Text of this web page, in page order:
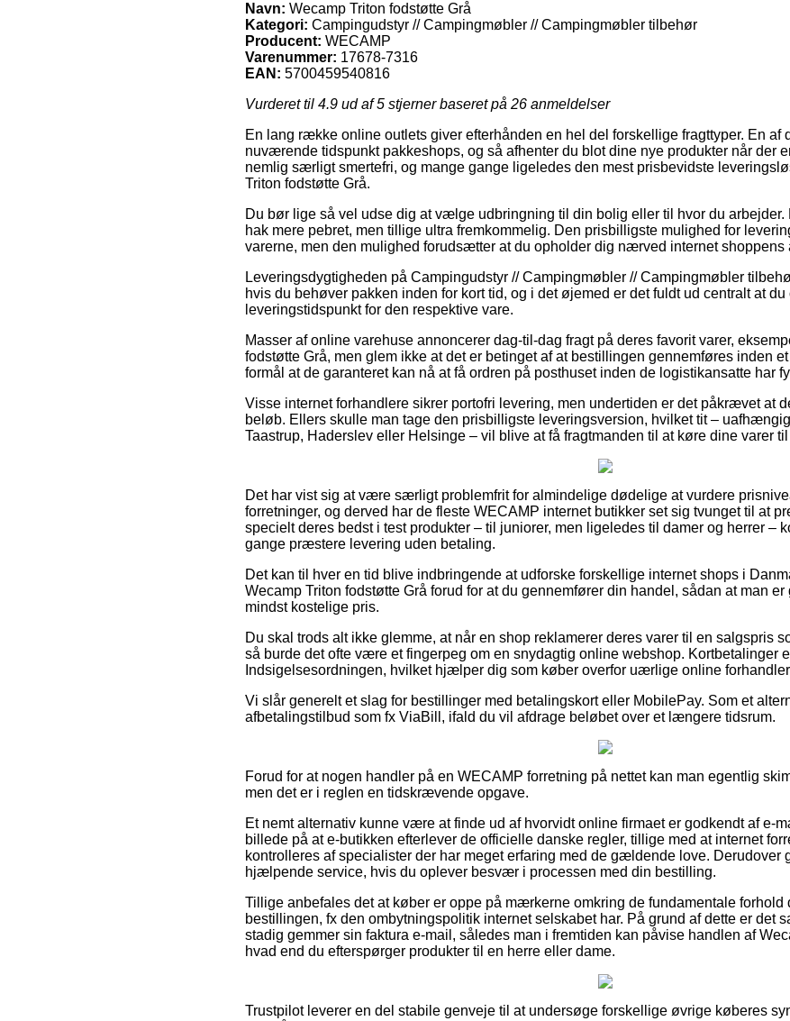
Navn: Wecamp Triton fodstøtte Grå
Kategori: Campingudstyr // Campingmøbler // Campingmøbler tilbehør
Producent: WECAMP
Varenummer: 17678-7316
EAN: 5700459540816
Vurderet til 4.9 ud af 5 stjerner baseret på 26 anmeldelser
En lang række online outlets giver efterhånden en hel del forskellige fragttyper. En af
nuværende tidspunkt pakkeshops, og så afhenter du blot dine nye produkter når der
nemlig særligt smertefri, og mange gange ligeledes den mest prisbevidste
Triton fodstøtte Grå.
Du bør lige så vel udse dig at vælge udbringning til din bolig eller til hvor du arbejder.
hak mere pebret, men tillige ultra fremkommelig. Den prisbilligste mulighed for
varerne, men den mulighed forudsætter at du opholder dig nærved internet shoppens
Leveringsdygtigheden på Campingudstyr // Campingmøbler // Campingmøbler
hvis du behøver pakken inden for kort tid, og i det øjemed er det fuldt ud centralt at
leveringstidspunkt for den respektive vare.
Masser af online varehuse annoncerer dag-til-dag fragt på deres favorit varer,
fodstøtte Grå, men glem ikke at det er betinget af at bestillingen gennemføres inden
formål at de garanteret kan nå at få ordren på posthuset inden de logistikansatte har
Visse internet forhandlere sikrer portofri levering, men undertiden er det påkrævet at
beløb. Ellers skulle man tage den prisbilligste leveringsversion, hvilket tit –
Taastrup, Haderslev eller Helsinge – vil blive at få fragtmanden til at køre dine varer
Det har vist sig at være særligt problemfrit for almindelige dødelige at vurdere
forretninger, og derved har de fleste WECAMP internet butikker set sig tvunget til at
specielt deres bedst i test produkter – til juniorer, men ligeledes til damer og herrer –
gange præstere levering uden betaling.
Det kan til hver en tid blive indbringende at udforske forskellige internet shops i
Wecamp Triton fodstøtte Grå forud for at du gennemfører din handel, sådan at man er
mindst kostelige pris.
Du skal trods alt ikke glemme, at når en shop reklamerer deres varer til en salgspris
så burde det ofte være et fingerpeg om en snydagtig online webshop. Kortbetalinger
Indsigelsesordningen, hvilket hjælper dig som køber overfor uærlige online
Vi slår generelt et slag for bestillinger med betalingskort eller MobilePay. Som et
afbetalingstilbud som fx ViaBill, ifald du vil afdrage beløbet over et længere tidsrum.
Forud for at nogen handler på en WECAMP forretning på nettet kan man egentlig
men det er i reglen en tidskrævende opgave.
Et nemt alternativ kunne være at finde ud af hvorvidt online firmaet er godkendt af e-
billede på at e-butikken efterlever de officielle danske regler, tillige med at internet
kontrolleres af specialister der har meget erfaring med de gældende love. Derudover
hjælpende service, hvis du oplever besvær i processen med din bestilling.
Tillige anbefales det at køber er oppe på mærkerne omkring de fundamentale forhold
bestillingen, fx den ombytningspolitik internet selskabet har. På grund af dette er det
stadig gemmer sin faktura e-mail, således man i fremtiden kan påvise handlen af
hvad end du efterspørger produkter til en herre eller dame.
Trustpilot leverer en del stabile genveje til at undersøge forskellige øvrige køberes